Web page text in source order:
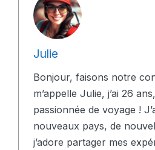
Julie
Bonjour, faisons notre
m’appelle Julie, j’ai 26
passionnée de voyage !
nouveaux pays, de
j’adore partager mes